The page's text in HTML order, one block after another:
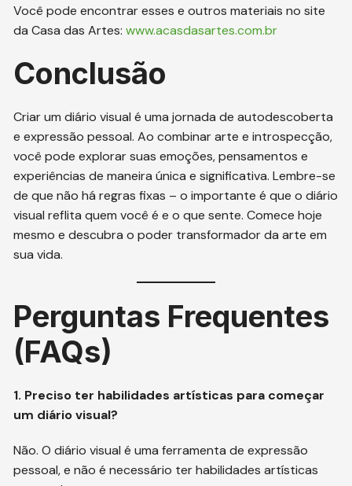
Você pode encontrar esses e outros materiais no site
da Casa das Artes: www.acasdasartes.com.br
Conclusão
Criar um diário visual é uma jornada de autodescoberta
e expressão pessoal. Ao combinar arte e introspecção,
você pode explorar suas emoções, pensamentos e
experiências de maneira única e significativa. Lembre-se
de que não há regras fixas – o importante é que o diário
visual reflita quem você é e o que sente. Comece hoje
mesmo e descubra o poder transformador da arte em
sua vida.
Perguntas Frequentes
(FAQs)
1. Preciso ter habilidades artísticas para começar
um diário visual?
Não. O diário visual é uma ferramenta de expressão
pessoal, e não é necessário ter habilidades artísticas